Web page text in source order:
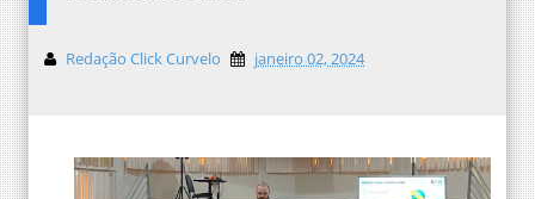
Redação Click Curvelo janeiro 02, 2024